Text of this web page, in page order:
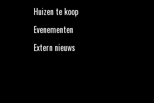
Huizen te koop
Evenementen
Extern nieuws